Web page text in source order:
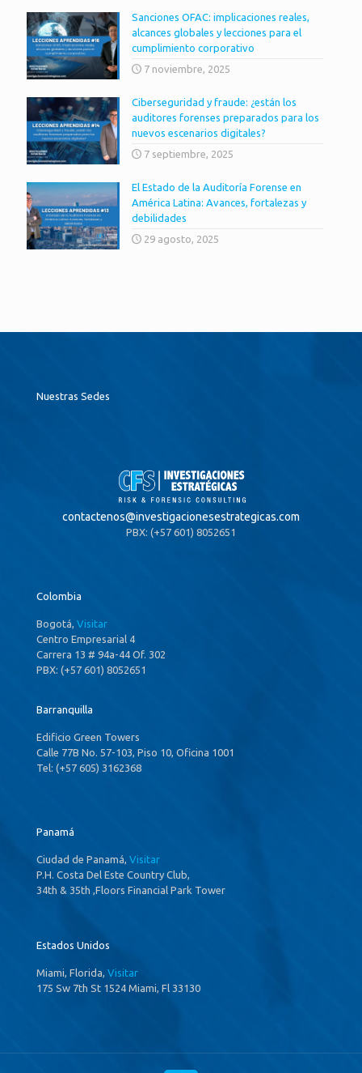
Sanciones OFAC: implicaciones reales,
alcances globales y lecciones para el
cumplimiento corporativo
7 noviembre, 2025
Ciberseguridad y fraude: ¿están los
auditores forenses preparados para los
nuevos escenarios digitales?
7 septiembre, 2025
El Estado de la Auditoría Forense en
América Latina: Avances, fortalezas y
debilidades
29 agosto, 2025
Nuestras Sedes
contactenos@investigacionesestrategicas.com
PBX: (+57 601) 8052651
Colombia
Bogotá, Visitar
Centro Empresarial 4
Carrera 13 # 94a-44 Of. 302
PBX: (+57 601) 8052651
Barranquilla
Edificio Green Towers
Calle 77B No. 57-103, Piso 10, Oficina 1001
Tel: (+57 605) 3162368
Panamá
Ciudad de Panamá, Visitar
P.H. Costa Del Este Country Club,
34th & 35th ,Floors Financial Park Tower
Estados Unidos
Miami, Florida, Visitar
175 Sw 7th St 1524 Miami, Fl 33130